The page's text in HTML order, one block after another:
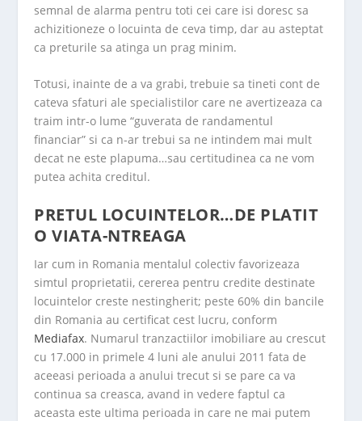
semnal de alarma pentru toti cei care isi doresc sa
achizitioneze o locuinta de ceva timp, dar au asteptat
ca preturile sa atinga un prag minim.
Totusi, inainte de a va grabi, trebuie sa tineti cont de
cateva sfaturi ale specialistilor care ne avertizeaza ca
traim intr-o lume “guverata de randamentul
financiar” si ca n-ar trebui sa ne intindem mai mult
decat ne este plapuma…sau certitudinea ca ne vom
putea achita creditul.
PRETUL LOCUINTELOR…DE PLATIT
O VIATA-NTREAGA
Iar cum in Romania mentalul colectiv favorizeaza
simtul proprietatii, cererea pentru credite destinate
locuintelor creste nestingherit; peste 60% din bancile
din Romania au certificat cest lucru, conform
Mediafax. Numarul tranzactiilor imobiliare au crescut
cu 17.000 in primele 4 luni ale anului 2011 fata de
aceeasi perioada a anului trecut si se pare ca va
continua sa creasca, avand in vedere faptul ca
aceasta este ultima perioada in care ne mai putem